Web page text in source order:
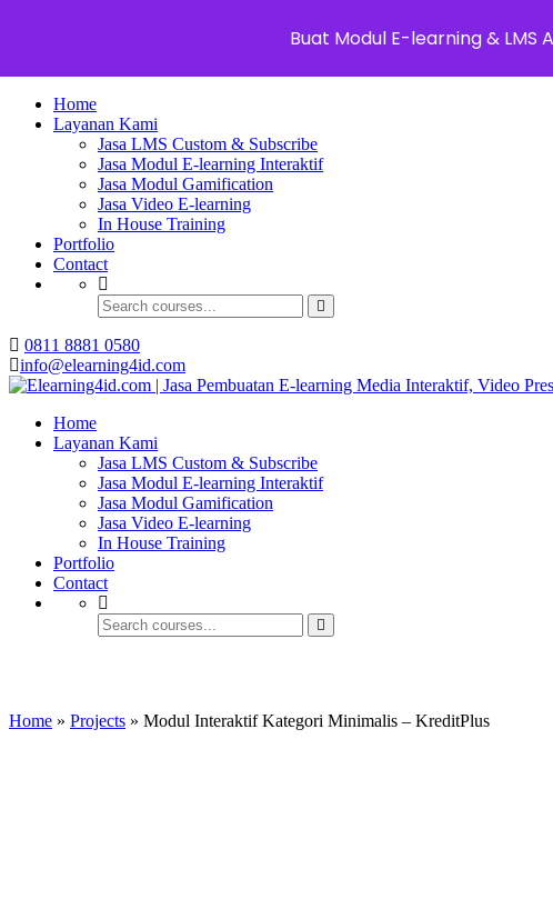
Home
Layanan Kami
Jasa LMS Custom & Subscribe
Jasa Modul E-learning Interaktif
Jasa Modul Gamification
Jasa Video E-learning
In House Training
Portfolio
Contact
0811 8881 0580
info@elearning4id.com
Home
Layanan Kami
Jasa LMS Custom & Subscribe
Jasa Modul E-learning Interaktif
Jasa Modul Gamification
Jasa Video E-learning
In House Training
Portfolio
Contact
Home » Projects » Modul Interaktif Kategori Minimalis – KreditPlus
Buat Modul E-learning &